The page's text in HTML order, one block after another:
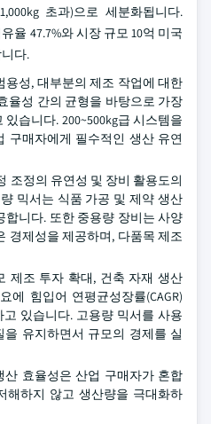
초과)으로 세분화됩니다.
율 47.7%와 시장 규모 10억 미국
다.
용성, 대부분의 제조 작업에 대한
율성 간의 균형을 바탕으로 가장
습니다. 200~500kg급 시스템을
구매자에게 필수적인 생산 유연
조정의 유연성 및 장비 활용도의
믹서는 식품 가공 및 제약 생산
니다. 또한 중용량 장비는 사양
경제성을 제공하며, 다품목 제조
제조 투자 확대, 건축 자재 생산
에 힘입어 연평균성장률(CAGR)
있습니다. 고용량 믹서를 사용
유지하면서 규모의 경제를 실
산 효율성은 산업 구매자가 혼합
해하지 않고 생산량을 극대화하